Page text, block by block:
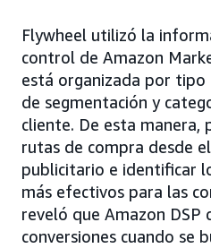
Flywheel utilizó la
control de Amazon
está organizada por tipo
de segmentación y
cliente. De esta manera,
rutas de compra desde
publicitario e identificar
más efectivos para las
reveló que Amazon DSP
conversiones cuando se